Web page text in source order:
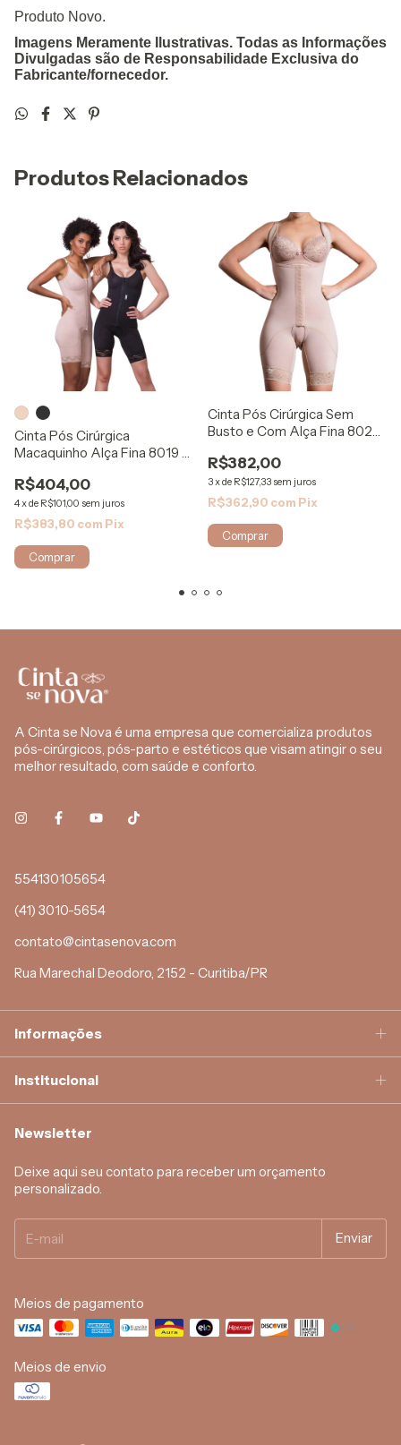
Produto Novo.
Imagens Meramente Ilustrativas. Todas as Informações
Divulgadas são de Responsabilidade Exclusiva do
Fabricante/fornecedor.
Produtos Relacionados
Cinta Pós Cirúrgica
Macaquinho Alça Fina 8019 -
R$404,00
4 xde R$101,00 sem juros
R$383,80 com Pix
Comprar
Cinta Pós Cirúrgica Sem
Busto e Com Alça Fina 8024
R$382,00
3 xde R$127,33 sem juros
R$362,90 com Pix
Comprar
A Cinta se Nova é uma empresa que comercializa produtos
pós-cirúrgicos, pós-parto e estéticos que visam atingir o seu
melhor resultado, com saúde e conforto.
554130105654
(41) 3010-5654
contato@cintasenova.com
Rua Marechal Deodoro, 2152 - Curitiba/PR
Informações
Institucional
Newsletter
Deixe aqui seu contato para receber um orçamento
personalizado.
Meios de pagamento
Meios de envio